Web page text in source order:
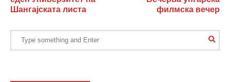
Шангајската листа
филмска вечер